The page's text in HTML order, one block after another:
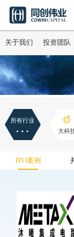
关于我们 投资团队
所有行业
··· 大科
IPO案例